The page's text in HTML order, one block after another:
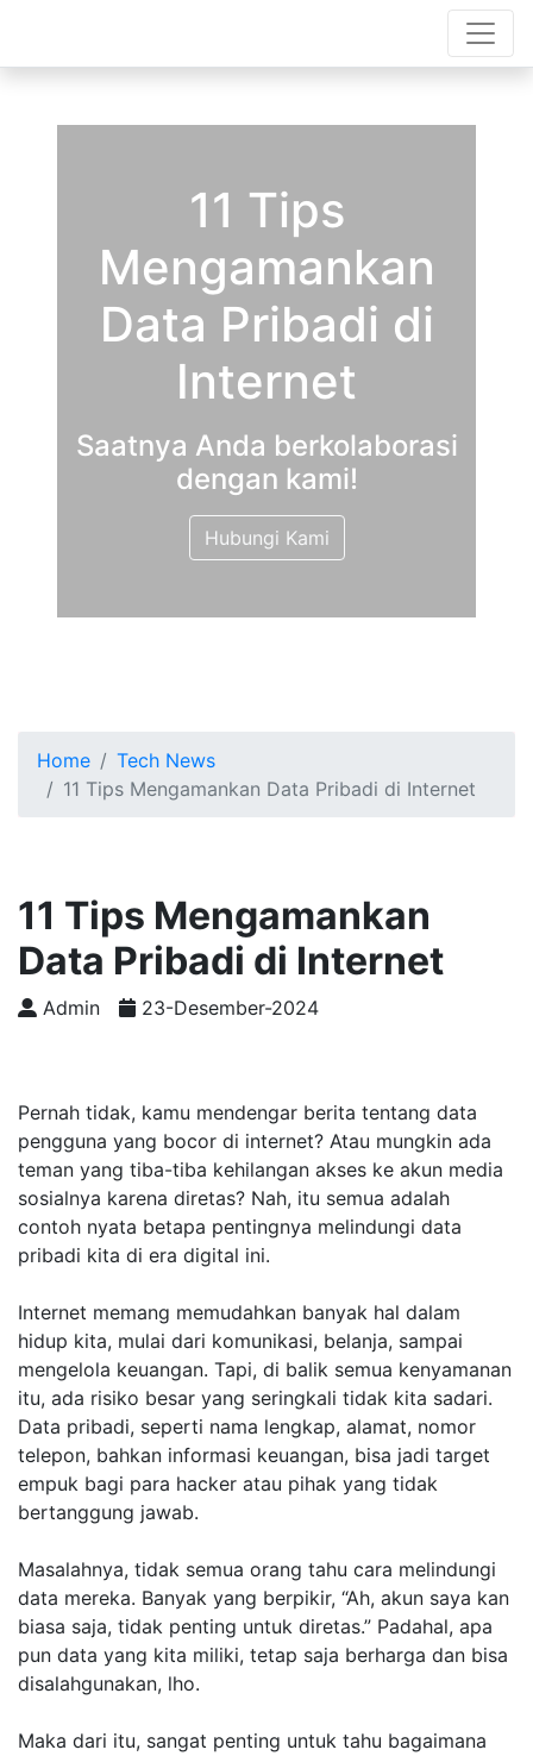
11 Tips
Mengamankan
Data Pribadi di
Internet
Saatnya Anda berkolaborasi
dengan kami!
Hubungi Kami
Home
Tech News
11 Tips Mengamankan Data Pribadi di Internet
11 Tips Mengamankan
Data Pribadi di Internet
Admin 23-Desember-2024
Pernah tidak, kamu mendengar berita tentang data
pengguna yang bocor di internet? Atau mungkin ada
teman yang tiba-tiba kehilangan akses ke akun media
sosialnya karena diretas? Nah, itu semua adalah
contoh nyata betapa pentingnya melindungi data
pribadi kita di era digital ini.
Internet memang memudahkan banyak hal dalam
hidup kita, mulai dari komunikasi, belanja, sampai
mengelola keuangan. Tapi, di balik semua kenyamanan
itu, ada risiko besar yang seringkali tidak kita sadari.
Data pribadi, seperti nama lengkap, alamat, nomor
telepon, bahkan informasi keuangan, bisa jadi target
empuk bagi para hacker atau pihak yang tidak
bertanggung jawab.
Masalahnya, tidak semua orang tahu cara melindungi
data mereka. Banyak yang berpikir, “Ah, akun saya kan
biasa saja, tidak penting untuk diretas.” Padahal, apa
pun data yang kita miliki, tetap saja berharga dan bisa
disalahgunakan, lho.
Maka dari itu, sangat penting untuk tahu bagaimana